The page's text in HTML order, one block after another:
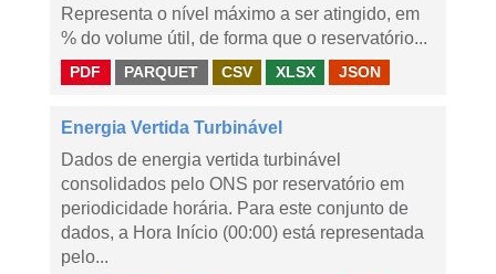
Representa o nível máximo a ser atingido, em
% do volume útil, de forma que o reservatório...
PDF PARQUET CSV XLSX JSON
Energia Vertida Turbinável
Dados de energia vertida turbinável
consolidados pelo ONS por reservatório em
periodicidade horária. Para este conjunto de
dados, a Hora Início (00:00) está representada
pelo...